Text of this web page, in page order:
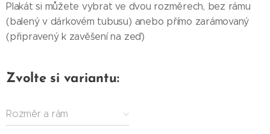
Plakát si můžete vybrat ve dvou rozměrech, bez rámu
(balený v dárkovém tubusu) anebo přímo zarámovaný
(připravený k zavěšení na zeď)
Zvolte si variantu:
Rozměr a rám